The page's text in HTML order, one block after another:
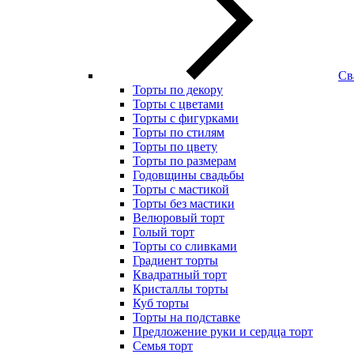
Торты по декору
Торты с цветами
Торты с фигурками
Торты по стилям
Торты по цвету
Торты по размерам
Годовщины свадьбы
Торты с мастикой
Торты без мастики
Велюровый торт
Голый торт
Торты со сливками
Градиент торты
Квадратный торт
Кристаллы торты
Куб торты
Торты на подставке
Предложение руки и сердца торт
Семья торт